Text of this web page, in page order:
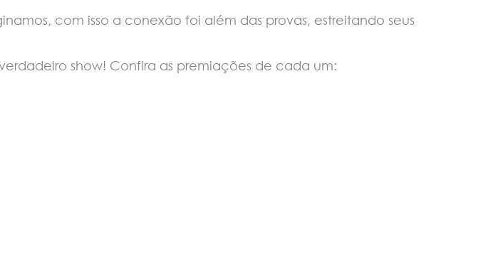
com isso a conexão foi além das provas, estreitando seus
show! Confira as premiações de cada um: